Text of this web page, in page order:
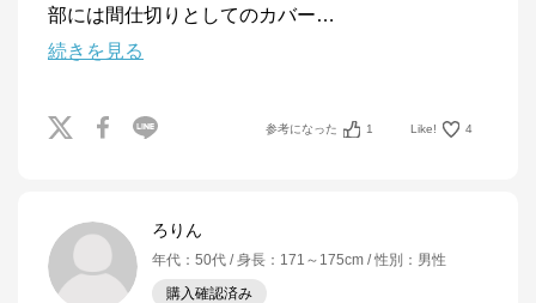
部には間仕切りとしてのカバー…
続きを見る
参考になった 1 Like! 4
ろりん
年代 ： 50代 身長 ： 171～175cm 性別 ： 男性
購入確認済み